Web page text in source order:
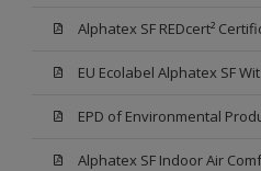
Alphatex SF REDcert²
EPD of Environmental
Alphatex SF Indoor Air